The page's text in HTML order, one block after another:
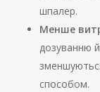
шпалер.
Менше
дозуванню
способом.